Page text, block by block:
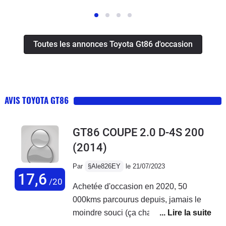
Toutes les annonces Toyota Gt86 d'occasion
AVIS TOYOTA GT86
17,6 /20
GT86 COUPE 2.0 D-4S 200
(2014)
Par §Ale826EY le 21/07/2023
Achetée d'occasion en 2020, 50
000kms parcourus depuis, jamais le
moindre souci (ça change des Renaud